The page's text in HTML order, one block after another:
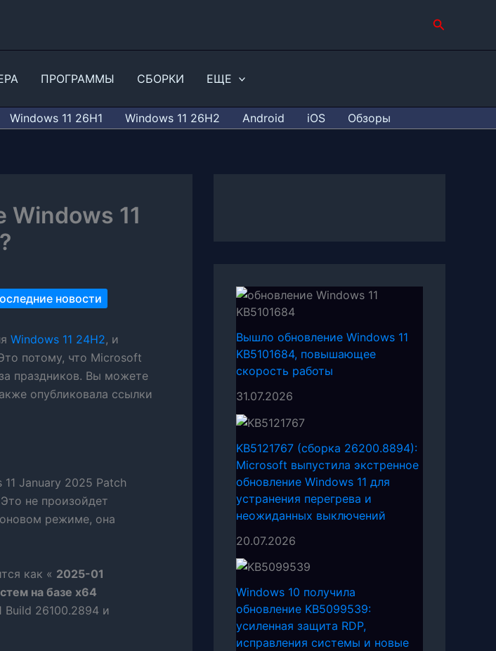
Поиск
ПРОГРАММЫ СБОРКИ ЕЩЕ
Windows 11 26H1 Windows 11 26H2 Android iOS Обзоры
Windows 11
новости
Windows 11 24H2, и
потому, что Microsoft
праздников. Вы можете
опубликовала ссылки
January 2025 Patch
не произойдет
режиме, она
как « 2025-01
на базе x64
Build 26100.2894 и
Вышло обновление Windows 11
KB5101684, повышающее
скорость работы
31.07.2026
KB5121767 (сборка 26200.8894):
Microsoft выпустила экстренное
обновление Windows 11 для
устранения перегрева и
неожиданных выключений
20.07.2026
Windows 10 получила
обновление KB5099539:
усиленная защита RDP,
исправления системы и новые